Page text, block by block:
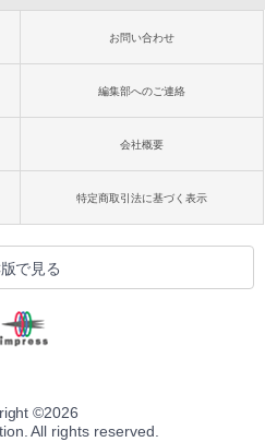
お問い合わせ
編集部へのご連絡
会社概要
特定商取引法に基づく表示
で見る
©2026
All rights reserved.